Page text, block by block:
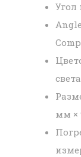
Угол
мм ×